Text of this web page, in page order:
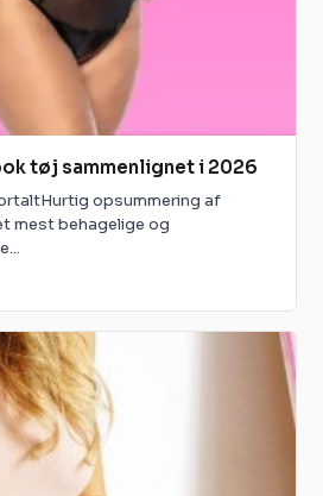
tøj sammenlignet i 2026
opsummering af
mest behagelige og